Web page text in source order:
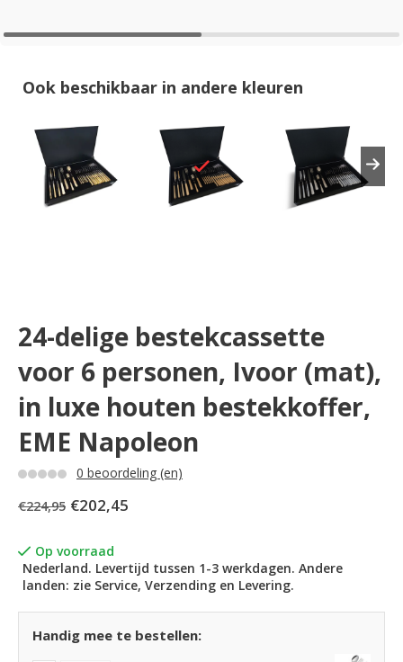
Ook beschikbaar in andere kleuren
24-delige bestekcassette
voor 6 personen, Ivoor (mat),
in luxe houten bestekkoffer,
EME Napoleon
0 beoordeling (en)
€224,95 €202,45
Op voorraad
Nederland. Levertijd tussen 1-3 werkdagen. Andere
landen: zie Service, Verzending en Levering.
Handig mee te bestellen: